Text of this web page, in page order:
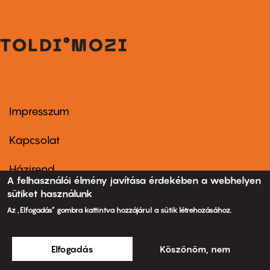
Footer
first
Impresszum
Kapcsolat
Footer
menu
second
Házirend
Jegyvásárlási információk
A felhasználói élmény javítása érdekében a webhelyen
sütiket használunk
Az „Elfogadás” gombra kattintva hozzájárul a sütik létrehozásához.
Elfogadás Köszönöm, nem